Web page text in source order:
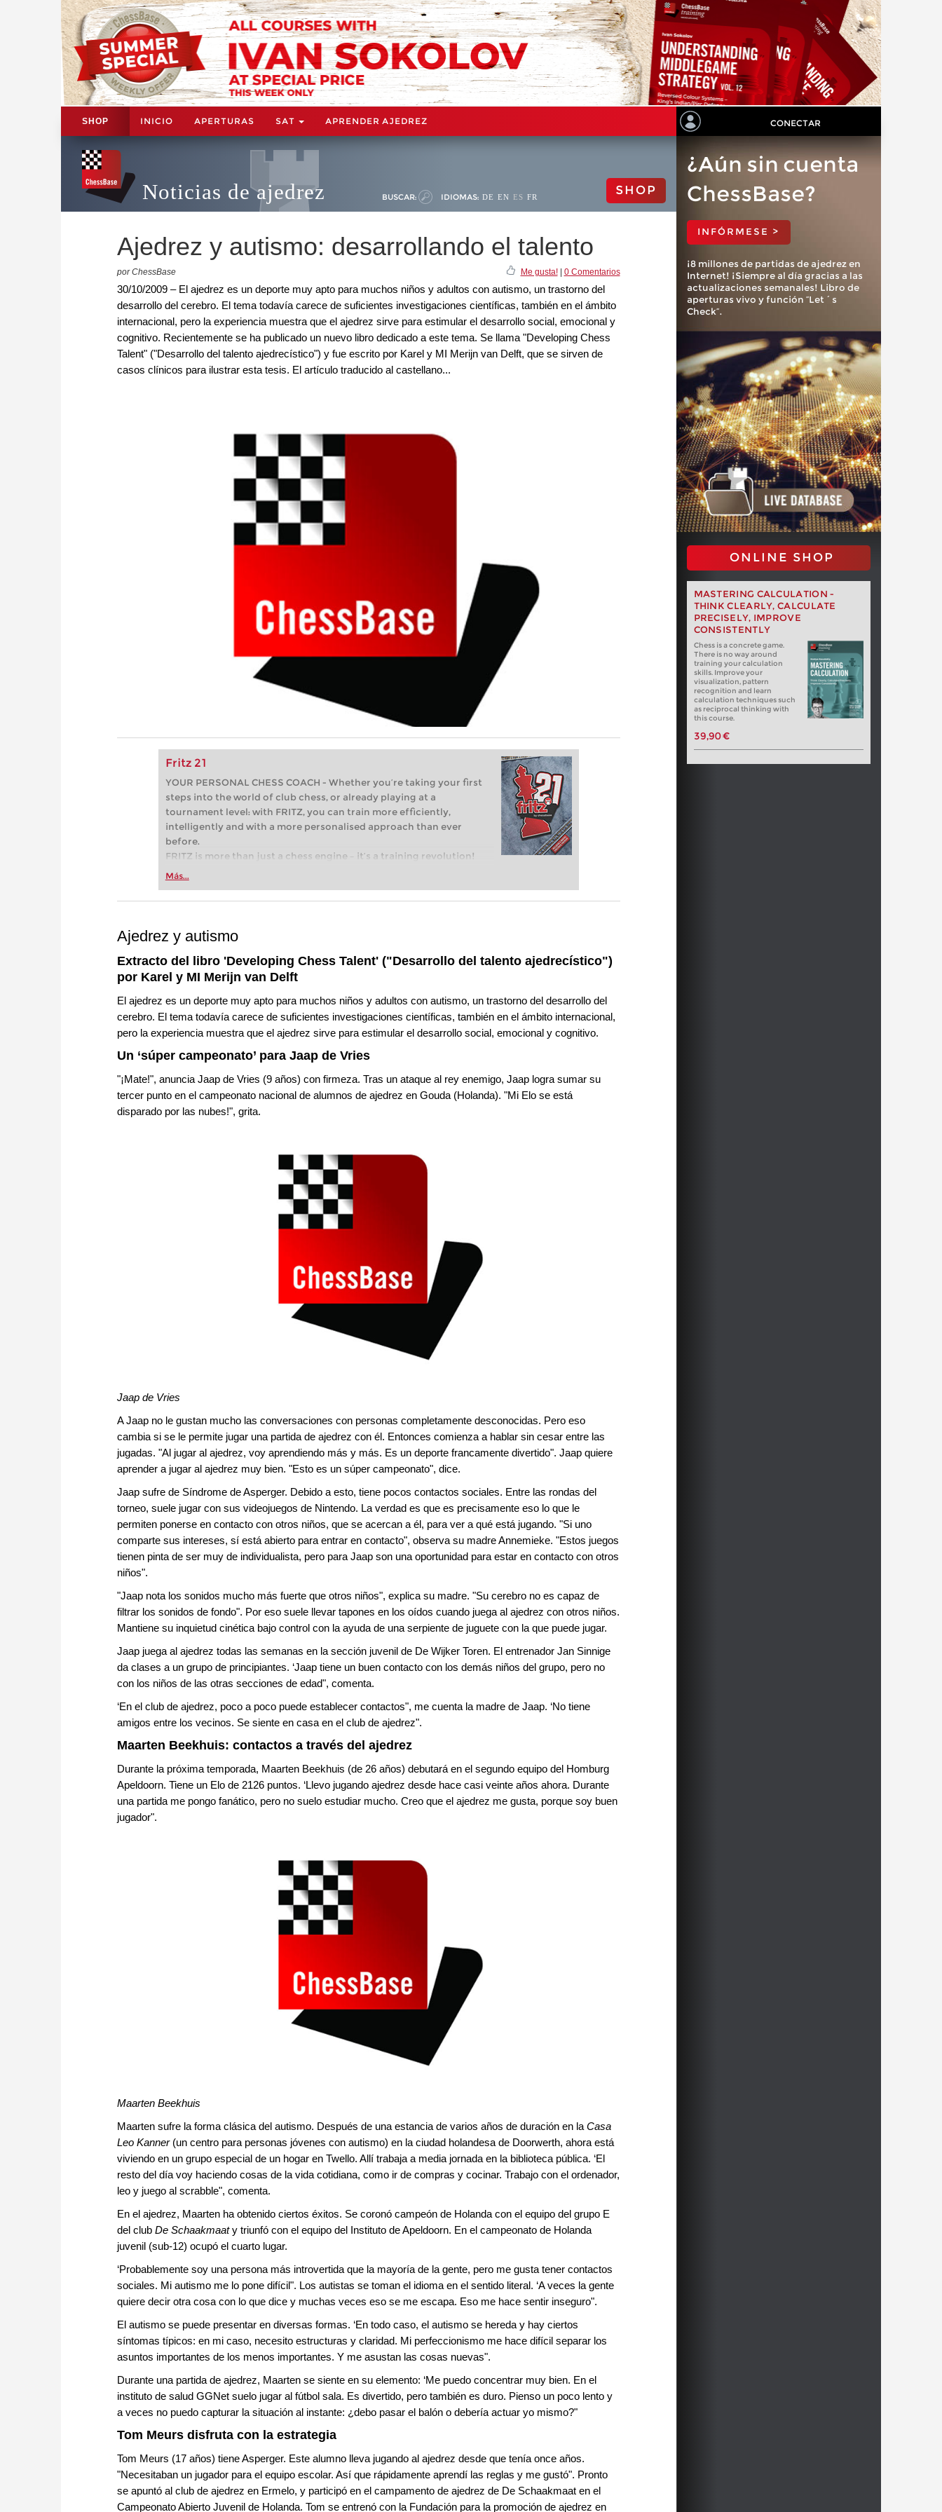
SHOP INICIO APERTURAS SAT APRENDER AJEDREZ CONECTAR
Noticias de ajedrez BUSCAR: IDIOMAS: DE EN ES FR SHOP
Ajedrez y autismo: desarrollando el talento
por ChessBase Me gusta!| 0 Comentarios
30/10/2009 – El ajedrez es un deporte muy apto para muchos niños y adultos con autismo, un trastorno del
desarrollo del cerebro. El tema todavía carece de suficientes investigaciones científicas, también en el ámbito
internacional, pero la experiencia muestra que el ajedrez sirve para estimular el desarrollo social, emocional y
cognitivo. Recientemente se ha publicado un nuevo libro dedicado a este tema. Se llama "Developing Chess
Talent" ("Desarrollo del talento ajedrecístico") y fue escrito por Karel y MI Merijn van Delft, que se sirven de
casos clínicos para ilustrar esta tesis. El artículo traducido al castellano...
Fritz 21
YOUR PERSONAL CHESS COACH - Whether you’re taking your first
steps into the world of club chess, or already playing at a
tournament level: with FRITZ, you can train more efficiently,
intelligently and with a more personalised approach than ever
before.
FRITZ is more than just a chess engine – it’s a training revolution!
Whether you’re taking your first steps into the world of club chess,
more efficiently, intelligently and with a more personalised
Más...
¿Aún sin cuenta
ChessBase?
INFÓRMESE >
¡8 millones de partidas de ajedrez en
Internet! ¡Siempre al día gracias a las
actualizaciones semanales! Libro de
aperturas vivo y función “Let´s
Check”.
ONLINE SHOP
MASTERING CALCULATION -
THINK CLEARLY, CALCULATE
PRECISELY, IMPROVE
CONSISTENTLY
Chess is a concrete game.
There is no way around
training your calculation
skills. Improve your
visualization, pattern
recognition and learn
calculation techniques such
as reciprocal thinking with
this course.
39,90 €
Ajedrez y autismo
Extracto del libro 'Developing Chess Talent' ("Desarrollo del talento ajedrecístico")
por Karel y MI Merijn van Delft
El ajedrez es un deporte muy apto para muchos niños y adultos con autismo, un trastorno del desarrollo del
cerebro. El tema todavía carece de suficientes investigaciones científicas, también en el ámbito internacional,
pero la experiencia muestra que el ajedrez sirve para estimular el desarrollo social, emocional y cognitivo.
Un ‘súper campeonato’ para Jaap de Vries
"¡Mate!", anuncia Jaap de Vries (9 años) con firmeza. Tras un ataque al rey enemigo, Jaap logra sumar su
tercer punto en el campeonato nacional de alumnos de ajedrez en Gouda (Holanda). "Mi Elo se está
disparado por las nubes!", grita.
Jaap de Vries
A Jaap no le gustan mucho las conversaciones con personas completamente desconocidas. Pero eso
cambia si se le permite jugar una partida de ajedrez con él. Entonces comienza a hablar sin cesar entre las
jugadas. "Al jugar al ajedrez, voy aprendiendo más y más. Es un deporte francamente divertido". Jaap quiere
aprender a jugar al ajedrez muy bien. "Esto es un súper campeonato", dice.
Jaap sufre de Síndrome de Asperger. Debido a esto, tiene pocos contactos sociales. Entre las rondas del
torneo, suele jugar con sus videojuegos de Nintendo. La verdad es que es precisamente eso lo que le
permiten ponerse en contacto con otros niños, que se acercan a él, para ver a qué está jugando. "Si uno
comparte sus intereses, sí está abierto para entrar en contacto", observa su madre Annemieke. "Estos juegos
tienen pinta de ser muy de individualista, pero para Jaap son una oportunidad para estar en contacto con otros
niños".
"Jaap nota los sonidos mucho más fuerte que otros niños", explica su madre. "Su cerebro no es capaz de
filtrar los sonidos de fondo". Por eso suele llevar tapones en los oídos cuando juega al ajedrez con otros niños.
Mantiene su inquietud cinética bajo control con la ayuda de una serpiente de juguete con la que puede jugar.
Jaap juega al ajedrez todas las semanas en la sección juvenil de De Wijker Toren. El entrenador Jan Sinnige
da clases a un grupo de principiantes. ‘Jaap tiene un buen contacto con los demás niños del grupo, pero no
con los niños de las otras secciones de edad", comenta.
‘En el club de ajedrez, poco a poco puede establecer contactos", me cuenta la madre de Jaap. ‘No tiene
amigos entre los vecinos. Se siente en casa en el club de ajedrez".
Maarten Beekhuis: contactos a través del ajedrez
Durante la próxima temporada, Maarten Beekhuis (de 26 años) debutará en el segundo equipo del Homburg
Apeldoorn. Tiene un Elo de 2126 puntos. ‘Llevo jugando ajedrez desde hace casi veinte años ahora. Durante
una partida me pongo fanático, pero no suelo estudiar mucho. Creo que el ajedrez me gusta, porque soy buen
jugador".
Maarten Beekhuis
Maarten sufre la forma clásica del autismo. Después de una estancia de varios años de duración en la Casa
Leo Kanner(un centro para personas jóvenes con autismo) en la ciudad holandesa de Doorwerth, ahora está
viviendo en un grupo especial de un hogar en Twello. Allí trabaja a media jornada en la biblioteca pública. ‘El
resto del día voy haciendo cosas de la vida cotidiana, como ir de compras y cocinar. Trabajo con el ordenador,
leo y juego al scrabble", comenta.
En el ajedrez, Maarten ha obtenido ciertos éxitos. Se coronó campeón de Holanda con el equipo del grupo E
del club De Schaakmaaty triunfó con el equipo del Instituto de Apeldoorn. En el campeonato de Holanda
juvenil (sub-12) ocupó el cuarto lugar.
‘Probablemente soy una persona más introvertida que la mayoría de la gente, pero me gusta tener contactos
sociales. Mi autismo me lo pone difícil". Los autistas se toman el idioma en el sentido literal. ‘A veces la gente
quiere decir otra cosa con lo que dice y muchas veces eso se me escapa. Eso me hace sentir inseguro".
El autismo se puede presentar en diversas formas. ‘En todo caso, el autismo se hereda y hay ciertos
síntomas típicos: en mi caso, necesito estructuras y claridad. Mi perfeccionismo me hace difícil separar los
asuntos importantes de los menos importantes. Y me asustan las cosas nuevas".
Durante una partida de ajedrez, Maarten se siente en su elemento: ‘Me puedo concentrar muy bien. En el
instituto de salud GGNet suelo jugar al fútbol sala. Es divertido, pero también es duro. Pienso un poco lento y
a veces no puedo capturar la situación al instante: ¿debo pasar el balón o debería actuar yo mismo?"
Tom Meurs disfruta con la estrategia
Tom Meurs (17 años) tiene Asperger. Este alumno lleva jugando al ajedrez desde que tenía once años.
"Necesitaban un jugador para el equipo escolar. Así que rápidamente aprendí las reglas y me gustó". Pronto
se apuntó al club de ajedrez en Ermelo, y participó en el campamento de ajedrez de De Schaakmaat en el
Campeonato Abierto Juvenil de Holanda. Tom se entrenó con la Fundación para la promoción de ajedrez en